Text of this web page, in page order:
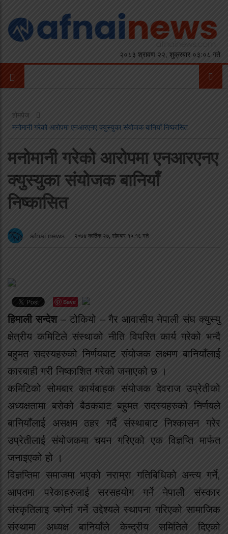
२०८३ श्रावण २२, शुक्रबार ०३:०८ गते
होमपेज
मनोमानी गरेको आरोपमा एनआरएनए क्युस्युका संयोजक बानियाँ निष्कासित
मनोमानी गरेको आरोपमा एनआरएनए
क्युस्युका संयोजक बानियाँ
निष्कासित
afnai news २०७४ कार्तिक २७, सोमबार १५:१६ गते
Save
हिमाली सन्देश– टोकियो – गैर आवासीय नेपाली संघ क्युस्यु
क्षेत्रीय कमिटिले संस्थाको नीति विपरित कार्य गरेको भन्दै
बहुमत सदस्यहरुको निर्णयबाट संयोजक लक्ष्मण बानियाँलाई
कारबाही गरी निष्काशित गरेको जनाएको छ ।
कमिटिको सोमबार कार्यबाहक संयोजक देवराज उप्रेतीको
अध्यक्षतामा बसेको बैठकबाट बहुमत सदस्यहरुको निर्णयले
बानियाँलाई असक्षम ठहर गर्दै संस्थाबाट निश्कासन गरेर
उप्रेतीलाई संयोजकमा चयन गरिएको एक विज्ञप्ति मार्फत
जनाइएको हो ।
विज्ञप्तिमा समाजमा भएको नराम्रा गतिबिधिको अन्त्य गर्ने,
आपतमा परेकाहरुलाई सरसहयोग गर्ने नेपालीे संस्कार
संस्कृतिलाइ जगेर्ना गर्ने उद्देश्यले स्थापना गरिएको सामाजिक
संस्थामा अध्यक्ष बानियाँले केन्द्रीय समितिले दिएको